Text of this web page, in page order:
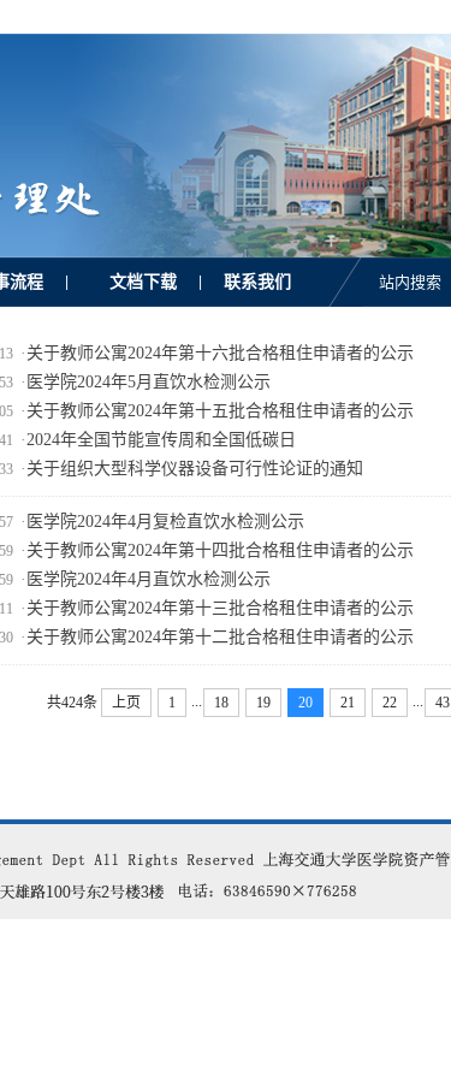
程 文档下载 联系我们 站内搜索
· 关于教师公寓2024年第十六批合格租住申请者的公示
· 医学院2024年5月直饮水检测公示
· 关于教师公寓2024年第十五批合格租住申请者的公示
·2024年全国节能宣传周和全国低碳日
· 关于组织大型科学仪器设备可行性论证的通知
· 医学院2024年4月复检直饮水检测公示
· 关于教师公寓2024年第十四批合格租住申请者的公示
· 医学院2024年4月直饮水检测公示
· 关于教师公寓2024年第十三批合格租住申请者的公示
· 关于教师公寓2024年第十二批合格租住申请者的公示
共424条 上页 1 18 19 20 21 22 43